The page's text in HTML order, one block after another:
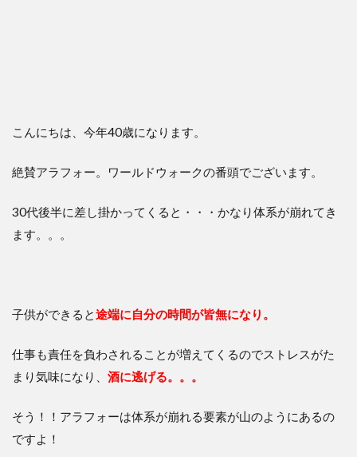
こんにちは、今年40歳になります。
絶賛アラフォー。ワールドウォークの番頭でございます。
30代後半に差し掛かってくると・・・かなり体系が崩れてき
ます。。。
子供ができると途端に自分の時間が皆無になり。
仕事も責任を負わされることが増えてくるのでストレスがた
まり気味になり、 酒に逃げる。。。
そう！！アラフォーは体系が崩れる要素が山のようにあるの
ですよ！